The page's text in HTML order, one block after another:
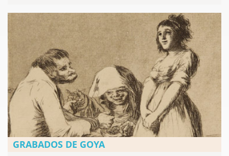
GRABADOS DE GOYA